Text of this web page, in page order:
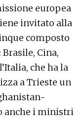
europea
invitato alla
composto
Cina,
che ha la
a Trieste un
anche i ministri